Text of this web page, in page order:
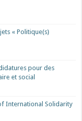
« Politique(s)
pour des
et social
International Solidarity